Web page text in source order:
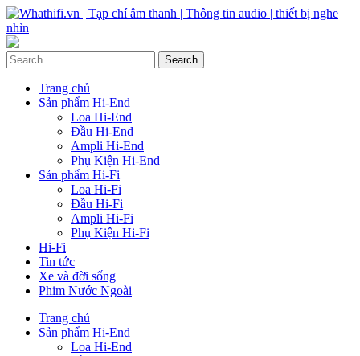
Trang chủ
Sản phẩm Hi-End
Loa Hi-End
Đầu Hi-End
Ampli Hi-End
Phụ Kiện Hi-End
Sản phẩm Hi-Fi
Loa Hi-Fi
Đầu Hi-Fi
Ampli Hi-Fi
Phụ Kiện Hi-Fi
Hi-Fi
Tin tức
Xe và đời sống
Phim Nước Ngoài
Trang chủ
Sản phẩm Hi-End
Loa Hi-End